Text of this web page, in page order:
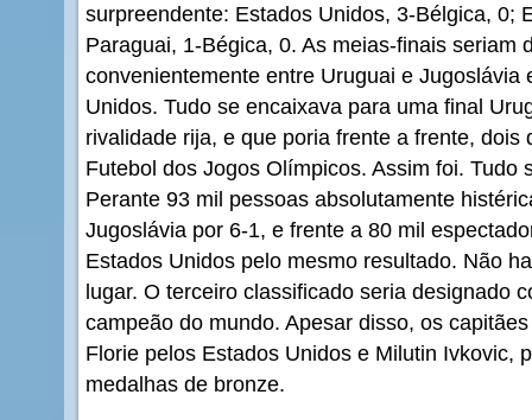
surpreendente: Estados Unidos, 3-Bélgica, 0;
Paraguai, 1-Bégica, 0. As meias-finais seriam
convenientemente entre Uruguai e Jugoslávia
Unidos. Tudo se encaixava para uma final
rivalidade rija, e que poria frente a frente, dois
Futebol dos Jogos Olímpicos. Assim foi. Tudo
Perante 93 mil pessoas absolutamente
Jugoslávia por 6-1, e frente a 80 mil
Estados Unidos pelo mesmo resultado. Não
lugar. O terceiro classificado seria designado
campeão do mundo. Apesar disso, os
Florie pelos Estados Unidos e Milutin Ivkovic,
medalhas de bronze.